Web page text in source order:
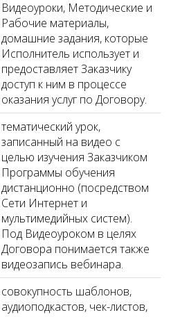
Видеоуроки, Методические и
Рабочие материалы,
домашние задания, которые
Исполнитель использует и
предоставляет Заказчику
доступ к ним в процессе
оказания услуг по Договору.
тематический урок,
записанный на видео с
целью изучения Заказчиком
Программы обучения
дистанционно (посредством
Сети Интернет и
мультимедийных систем).
Под Видеоуроком в целях
Договора понимается также
видеозапись вебинара.
совокупность шаблонов,
аудиоподкастов, чек-листов,